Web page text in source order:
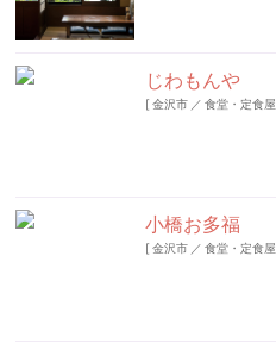
じわもんや
[金沢市 ／ 食堂・定食屋
小橋お多福
[金沢市 ／ 食堂・定食屋